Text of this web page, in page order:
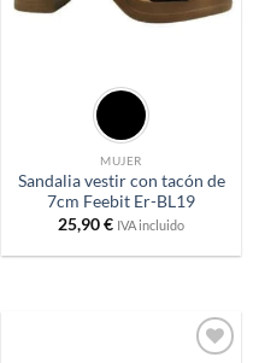
MUJER
Sandalia vestir con tacón de
7cm Feebit Er-BL19
25,90€ IVA incluido